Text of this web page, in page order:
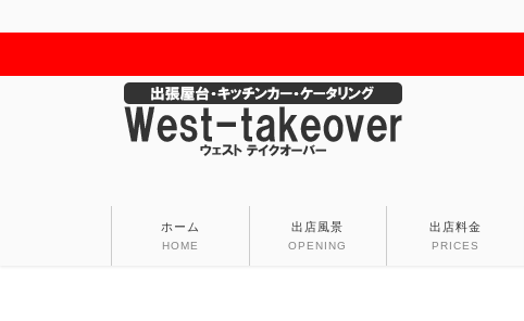
ホーム
HOME
出店風景
OPENING
出店料金
PRICES